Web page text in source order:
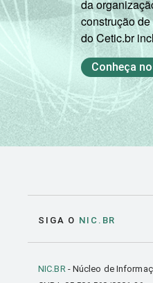
da
construção
do Cetic.br
Conheça
SIGA O NIC.BR
NIC.BR- Núcleo de